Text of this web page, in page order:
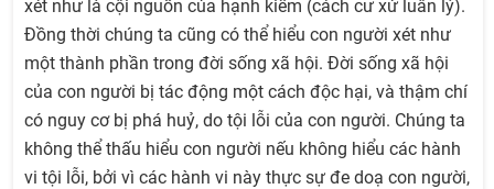
xét như là cội nguồn của hạnh kiểm (cách cư xử luân lý).
Đồng thời chúng ta cũng có thể hiểu con người xét như
một thành phần trong đời sống xã hội. Đời sống xã hội
của con người bị tác động một cách độc hại, và thậm chí
có nguy cơ bị phá huỷ, do tội lỗi của con người. Chúng ta
không thể thấu hiểu con người nếu không hiểu các hành
vi tội lỗi, bởi vì các hành vi này thực sự đe doạ con người,